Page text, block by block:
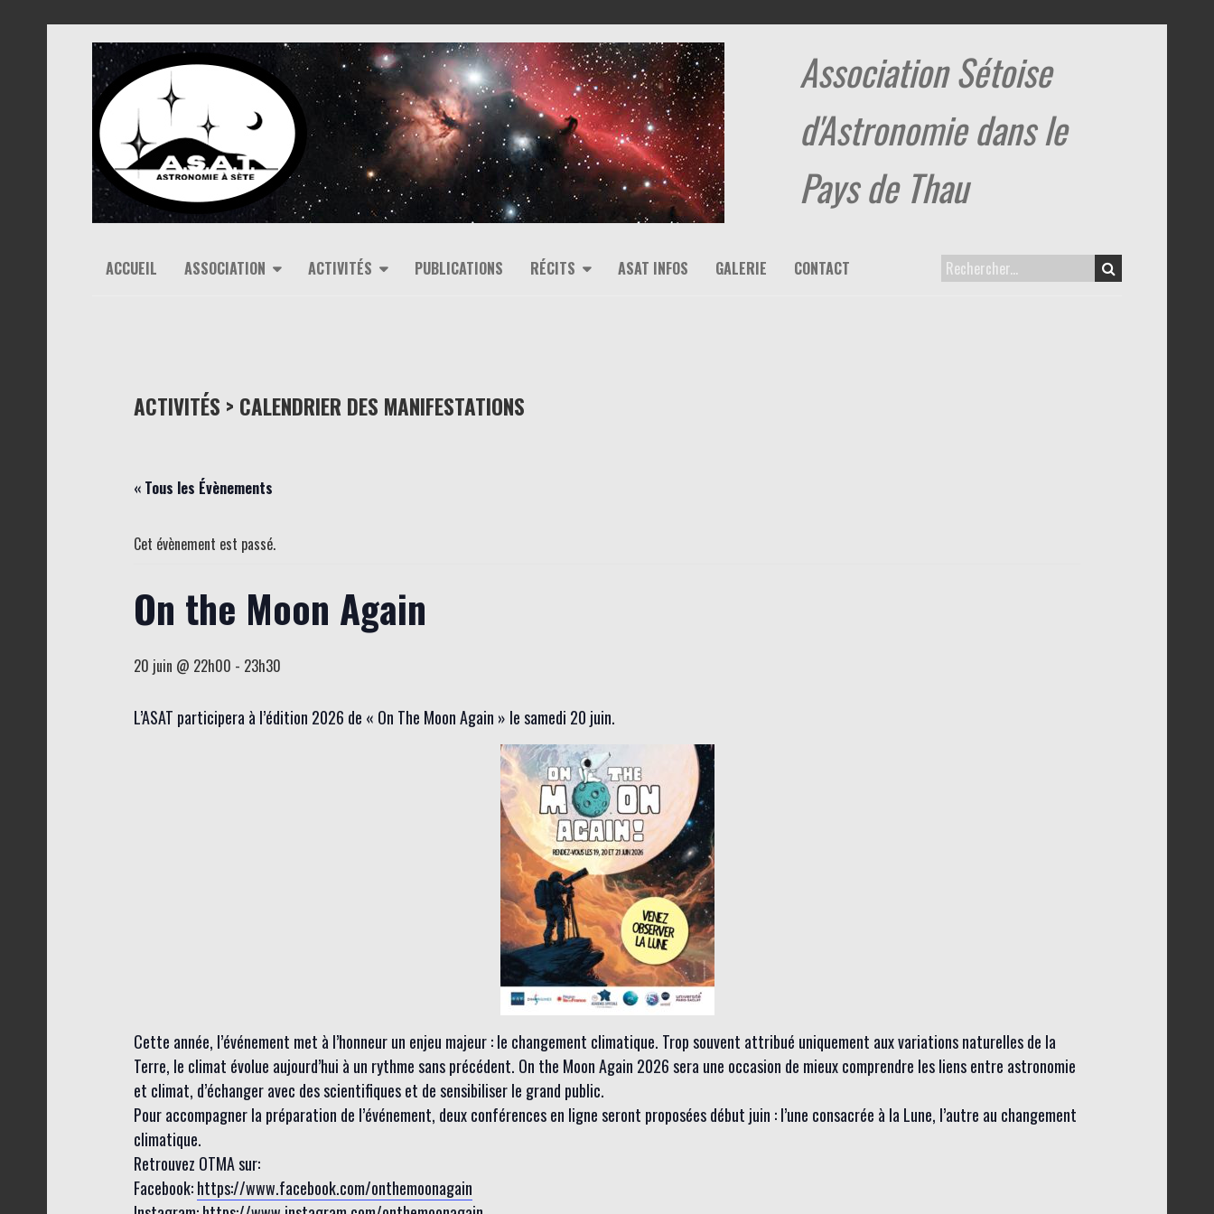
Association Sétoise
d'Astronomie dans le
Pays de Thau
ACCUEIL ASSOCIATION ACTIVITÉS PUBLICATIONS RÉCITS ASAT INFOS GALERIE CONTACT
ACTIVITÉS > CALENDRIER DES MANIFESTATIONS
« Tous les Évènements
Cet évènement est passé.
On the Moon Again
20 juin @ 22h00 - 23h30
L’ASAT participera à l’édition 2026 de « On The Moon Again » le samedi 20 juin.
Cette année, l’événement met à l’honneur un enjeu majeur : le changement climatique. Trop souvent attribué uniquement aux variations naturelles de la
Terre, le climat évolue aujourd’hui à un rythme sans précédent. On the Moon Again 2026 sera une occasion de mieux comprendre les liens entre astronomie
et climat, d’échanger avec des scientifiques et de sensibiliser le grand public.
Pour accompagner la préparation de l’événement, deux conférences en ligne seront proposées début juin : l’une consacrée à la Lune, l’autre au changement
climatique.
Retrouvez OTMA sur:
Facebook:https://www.facebook.com/onthemoonagain